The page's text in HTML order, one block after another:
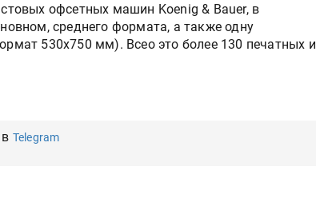
офсетных машин Koenig & Bauer, в
среднего формата, а также одну
530x750 мм). Всео это более 130 печатных и
Telegram